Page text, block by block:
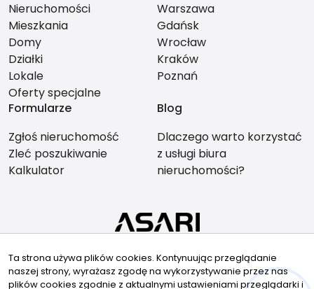
Nieruchomości
Mieszkania
Domy
Działki
Lokale
Oferty specjalne
Warszawa
Gdańsk
Wrocław
Kraków
Poznań
Formularze
Zgłoś nieruchomość
Zleć poszukiwanie
Kalkulator
Blog
Dlaczego warto korzystać
z usługi biura
nieruchomości?
Znajdziesz nas tu
Ta strona używa plików cookies. Kontynuując przeglądanie
naszej strony, wyrażasz zgodę na wykorzystywanie przez nas
plików cookies zgodnie z aktualnymi ustawieniami przeglądarki i